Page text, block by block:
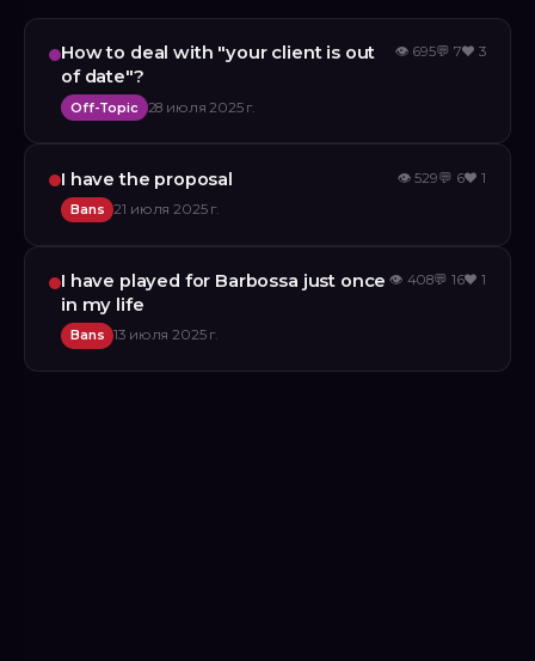
How to deal with "your client is out
of date"?
Off-Topic 28 июля 2025 г.
👁 695💬 7❤️3
I have the proposal
Bans 21 июля 2025 г.
👁529💬 6❤️1
I have played for Barbossa just once
in my life
Bans 13 июля 2025 г.
👁 408💬 16❤️1